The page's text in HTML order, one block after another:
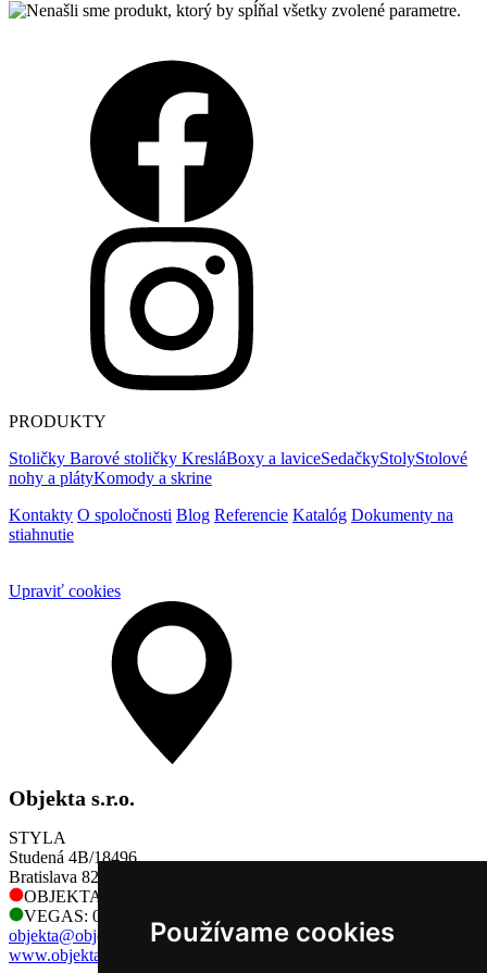
Používame cookies
PRODUKTY
Stoličky Barové stoličky KresláBoxy a laviceSedačkyStolyStolové
nohy a plátyKomody a skrine
Kontakty O spoločnosti Blog Referencie Katalóg Dokumenty na
stiahnutie
Upraviť cookies
Objekta s.r.o.
STYLA
Studená 4B/18496
Bratislava 821 04
OBJEKTA: 0905 730 128
VEGAS: 0905 730 128
objekta@objekta.sk
www.objekta.sk